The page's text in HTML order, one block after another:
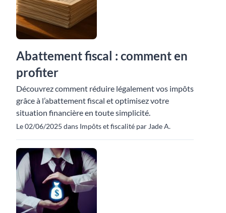
Abattement fiscal : comment en
profiter
Découvrez comment réduire légalement vos impôts
grâce à l’abattement fiscal et optimisez votre
situation financière en toute simplicité.
Le 02/06/2025 dans Impôts et fiscalité par Jade A.